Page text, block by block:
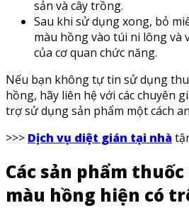
sản và cây trồng.
Sau khi sử dụng xong, bỏ
màu hồng vào túi ni lông và
của cơ quan chức năng.
Nếu bạn không tự tin sử dụng
hồng, hãy liên hệ với các chuyên
trợ sử dụng sản phẩm một cách
>>> Dịch vụ diệt gián tại nhà
Các sản phẩm
màu hồng hiện có